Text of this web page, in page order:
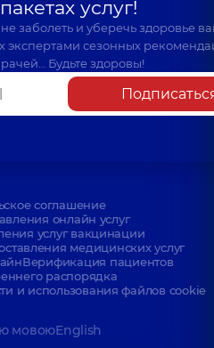
услуг!
заболеть и уберечь здоровье
экспертами сезонных
Будьте здоровы!
соглашение
онлайн услуг
услуг вакцинации
медицинских услуг
Верификация пациентов
распорядка
и использования файлов cookie
мовоюEnglish